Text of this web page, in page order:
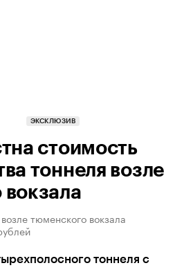
ЭКСКЛЮЗИВ
стоимость
тоннеля возле
тюменского вокзала
тоннеля с